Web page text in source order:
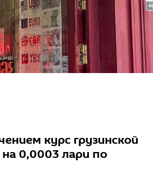
курс грузинской
0,0003 лари по